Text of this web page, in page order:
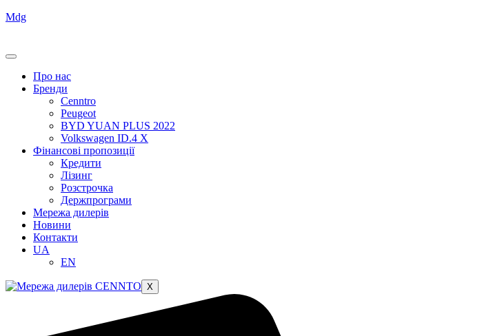
Mdg
Про нас
Бренди
Cenntro
Peugeot
BYD YUAN PLUS 2022
Volkswagen ID.4 X
Фінансові пропозиції
Кредити
Лізинг
Розстрочка
Держпрограми
Мережа дилерів
Новини
Контакти
UA
EN
X